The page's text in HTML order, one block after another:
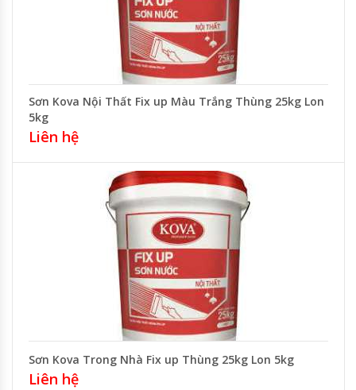
Sơn Kova Nội Thất Fix up Màu Trắng Thùng 25kg Lon
5kg
Liên hệ
Sơn Kova Trong Nhà Fix up Thùng 25kg Lon 5kg
Liên hệ